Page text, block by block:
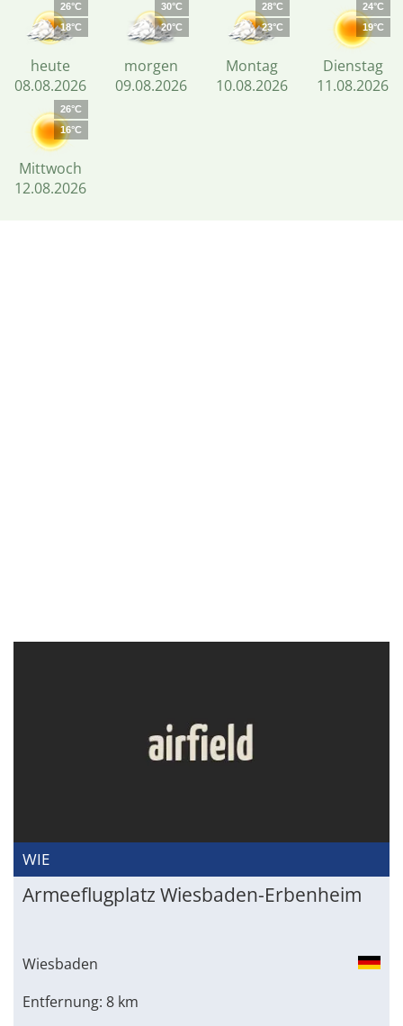
26°C
18°C
heute
08.08.2026
30°C
20°C
morgen
09.08.2026
28°C
23°C
Montag
10.08.2026
24°C
19°C
Dienstag
11.08.2026
26°C
16°C
Mittwoch
12.08.2026
WIE
Armeeflugplatz Wiesbaden-Erbenheim
Wiesbaden
Entfernung: 8 km